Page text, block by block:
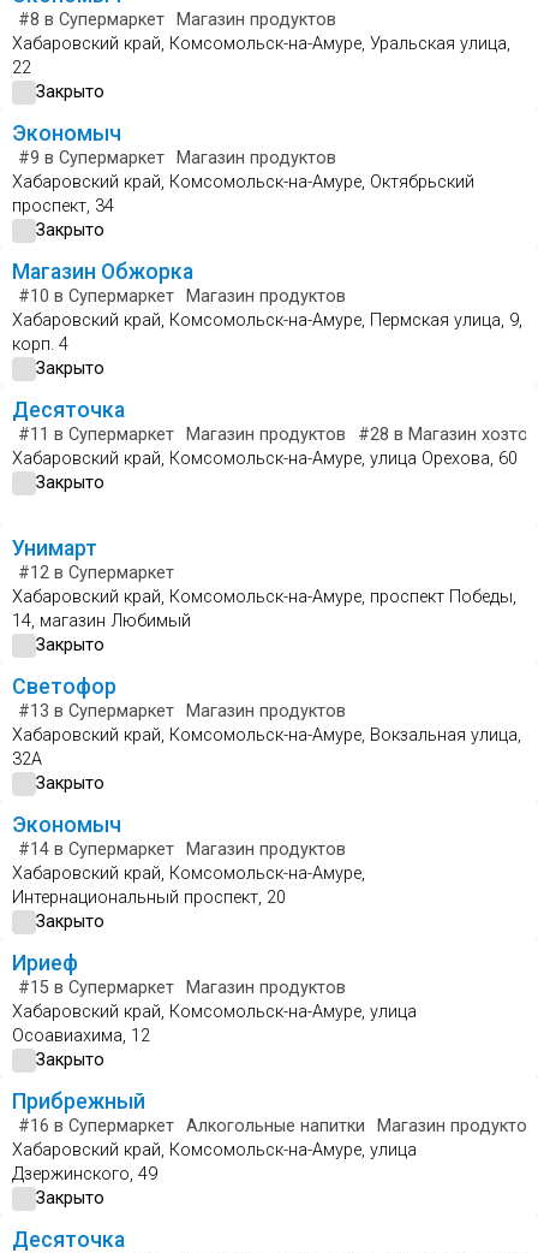
#8 в Супермаркет
Магазин продуктов
Хабаровский край, Комсомольск-на-Амуре, Уральская улица,
22
Закрыто
Экономыч
#9 в Супермаркет
Магазин продуктов
Хабаровский край, Комсомольск-на-Амуре, Октябрьский
проспект, 34
Закрыто
Магазин Обжорка
#10 в Супермаркет
Магазин продуктов
Хабаровский край, Комсомольск-на-Амуре, Пермская улица, 9,
корп. 4
Закрыто
Десяточка
#11 в Супермаркет Магазин продуктов #28 в Магазин
Хабаровский край, Комсомольск-на-Амуре, улица Орехова, 60
Закрыто
Унимарт
#12 в Супермаркет
Хабаровский край, Комсомольск-на-Амуре, проспект Победы,
14, магазин Любимый
Закрыто
Светофор
#13 в Супермаркет
Магазин продуктов
Хабаровский край, Комсомольск-на-Амуре, Вокзальная улица,
32А
Закрыто
Экономыч
#14 в Супермаркет
Магазин продуктов
Хабаровский край, Комсомольск-на-Амуре,
Интернациональный проспект, 20
Закрыто
Ириеф
#15 в Супермаркет
Магазин продуктов
Хабаровский край, Комсомольск-на-Амуре, улица
Осоавиахима, 12
Закрыто
Прибрежный
#16 в Супермаркет Алкогольные напитки
Магазин продуктов
Хабаровский край, Комсомольск-на-Амуре, улица
Дзержинского, 49
Закрыто
Десяточка